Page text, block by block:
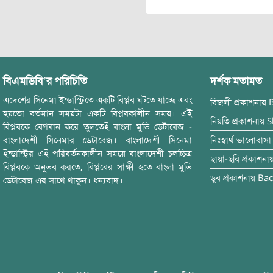
বিএমডিবি’র পরিচিতি
এদেশের সিনেমা ইন্ডাস্ট্রিতে একটি বিপ্লব ঘটতে যাচ্ছে এবং
হয়তো বর্তমান সময়টা একটি বিপ্লবকালীন সময়। এই
বিপ্লবকে বেগবান করে তুলতেই বাংলা মুভি ডেটাবেজ -
বাংলাদেশী সিনেমার ডেটাবেজ। বাংলাদেশী সিনেমা
ইন্ডাস্ট্রির এই পরিবর্তনকালীন সময়ে বাংলাদেশী চলচ্চিত্র
বিপ্লবকে অনুভব করতে, বিপ্লবের সাক্ষী হতে বাংলা মুভি
ডেটাবেজ এর সাথে থাকুন। ধন্যবাদ।
দর্শক মতামত
বিজলী প্রকাশনায়
নিয়তি প্রকাশনায়
নিঃস্বার্থ ভালোবাসা
ছায়া-ছবি
ডুব প্রকাশনায়